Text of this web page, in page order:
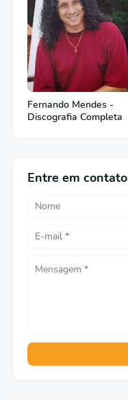
Fernando Mendes -
Discografia Completa
Entre em contato